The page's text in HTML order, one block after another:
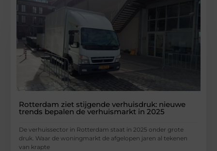
Rotterdam ziet stijgende verhuisdruk: nieuwe
trends bepalen de verhuismarkt in 2025
De verhuissector in Rotterdam staat in 2025 onder grote
druk. Waar de woningmarkt de afgelopen jaren al tekenen
van krapte